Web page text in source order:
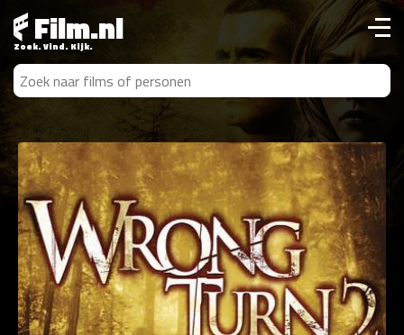
Film.nl
Zoek. Vind. Kijk.